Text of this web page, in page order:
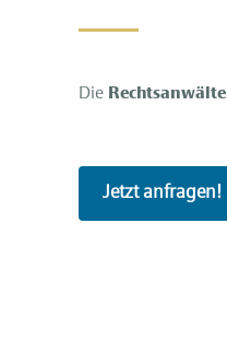
Die Rechtsanwälte
Jetzt anfragen!